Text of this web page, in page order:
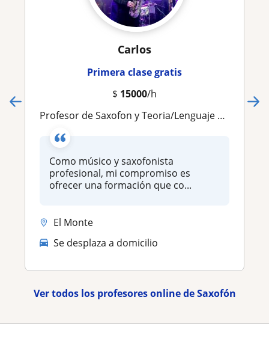
Carlos
Primera clase gratis
$ 15000/h
Profesor de Saxofon y Teoria/Lenguaje Musical
Como músico y saxofonista
profesional, mi compromiso es
ofrecer una formación que co...
El Monte
Se desplaza a domicilio
Ver todos los profesores online de Saxofón